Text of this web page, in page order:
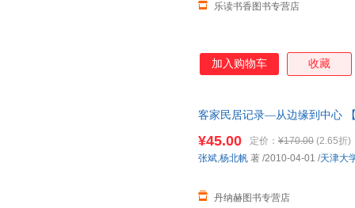
乐读书香图书专营店
加入购物车 收藏
客家民居记录—从边缘到中心
¥45.00 定价： ¥170.00 (2.65折)
丹纳赫图书专营店
张斌,杨北帆 著 /2010-04-01 /天津大